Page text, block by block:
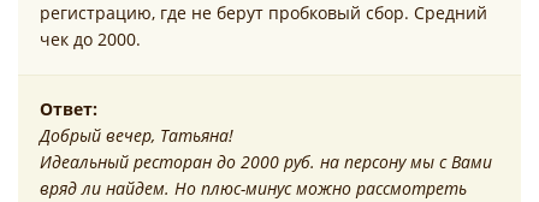
регистрацию, где не берут пробковый сбор. Средний
чек до 2000.
Ответ:
Добрый вечер, Татьяна!
Идеальный ресторан до 2000 руб. на персону мы с Вами
вряд ли найдем. Но плюс-минус можно рассмотреть